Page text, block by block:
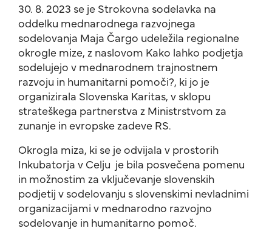
30. 8. 2023 se je Strokovna sodelavka na
oddelku mednarodnega razvojnega
sodelovanja Maja Čargo udeležila regionalne
okrogle mize, z naslovom Kako lahko podjetja
sodelujejo v mednarodnem trajnostnem
razvoju in humanitarni pomoči?, ki jo je
organizirala Slovenska Karitas, v sklopu
strateškega partnerstva z Ministrstvom za
zunanje in evropske zadeve RS.
Okrogla miza, ki se je odvijala v prostorih
Inkubatorja v Celju je bila posvečena pomenu
in možnostim za vključevanje slovenskih
podjetij v sodelovanju s slovenskimi nevladnimi
organizacijami v mednarodno razvojno
sodelovanje in humanitarno pomoč.